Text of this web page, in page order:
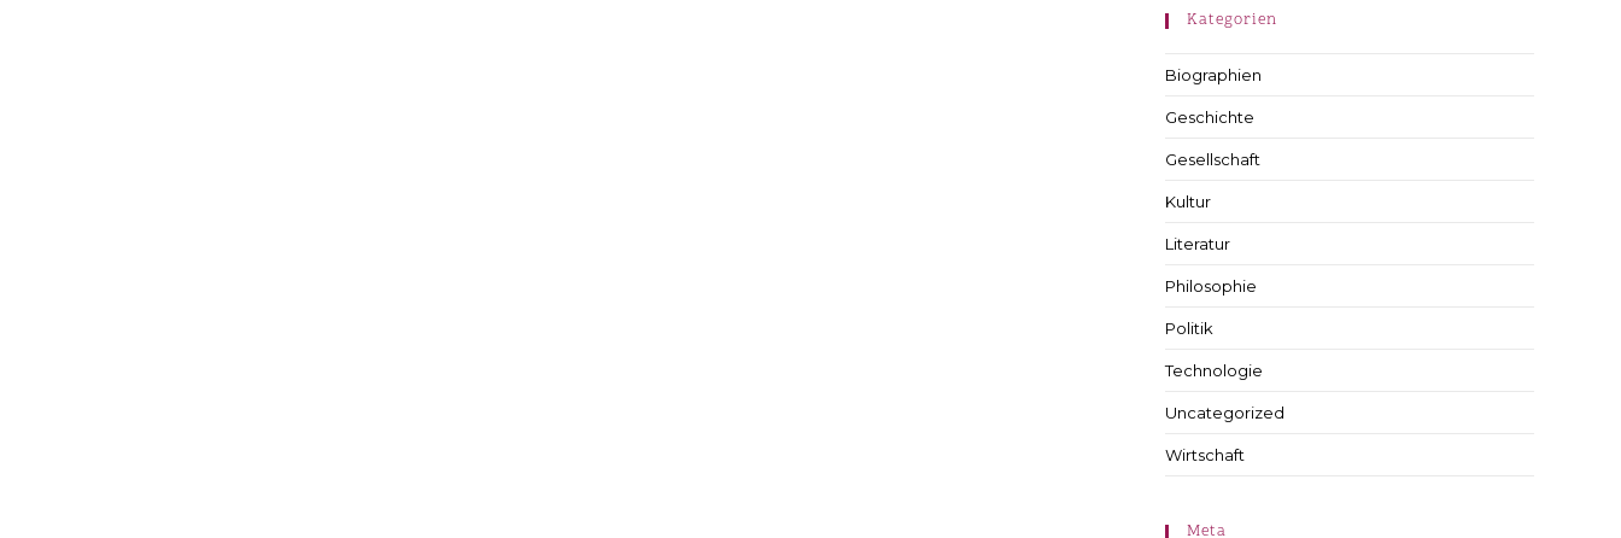
Kategorien
Biographien
Geschichte
Gesellschaft
Kultur
Literatur
Philosophie
Politik
Technologie
Uncategorized
Wirtschaft
Meta